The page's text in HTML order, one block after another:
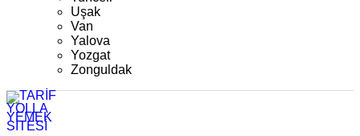
Uşak
Van
Yalova
Yozgat
Zonguldak